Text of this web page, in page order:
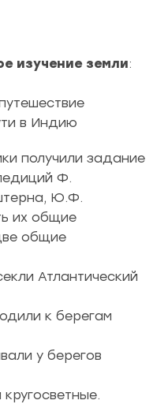
изучение земли:
в Индию
получили задание
Ф.
Ю.Ф.
их общие
общие
Атлантический
к берегам
у берегов